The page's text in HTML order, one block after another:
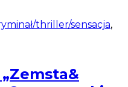
thriller/sensacja,